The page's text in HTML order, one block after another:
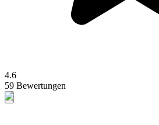
4.6
59 Bewertungen